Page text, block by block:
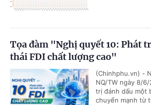
Tọa đàm "Nghị quyết 10: Phát
thái FDI chất lượng cao"
(Chinhphu.vn) -
NQ/TW ngày 8/
trị đánh dấu một
chuyển mạnh từ